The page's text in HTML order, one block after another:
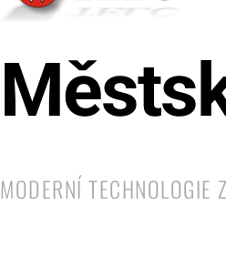
MODERNÍ